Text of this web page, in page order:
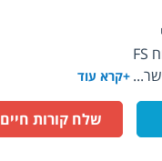
+קרא עוד
שלח קורות חיים